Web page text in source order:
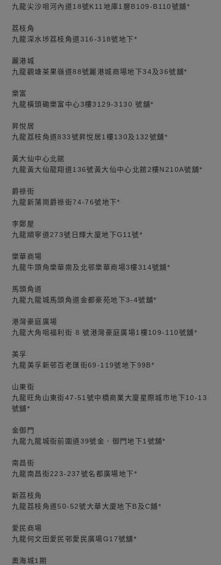
九龍尖沙咀河內道18號K11地庫1層B109-B110號舖*
荔枝角
九龍深水埗荔枝角道316-318號地下*
麗港城
九龍觀塘茶果嶺道88號麗港城商場地下34及36號舖*
樂富
九龍橫頭磡樂富中心3樓3129-3130 號舖*
昇悅居
九龍荔枝角道833號昇悅居1樓130及132號舖*
黃大仙中心北館
九龍黃大仙龍翔道136號黃大仙中心北館2樓N210A號舖*
爵祿街
九龍新蒲崗爵祿街74-76號地下*
李鄭屋
九龍順寧道273號日輝大廈地下G11號*
樂華商場
九龍牛頭角樂華南及北邨樂華商場3樓314號舖*
馬頭角道
九龍九龍城馬頭角道金都豪苑地下3-4號舖*
港灣豪庭廣場
九龍大角咀福利街 8 號港灣豪庭廣場1樓109-110號舖*
美孚
九龍美孚新邨百老匯街69-119號地下99B*
山東街
九龍旺角山東街47-51號中橋商業大廈星際城市地下10-13
號舖*
金御門
九龍九龍城衙前圍道39號金．御門地下1號舖*
南昌街
九龍南昌街223-237號名都廣場地下*
新荔枝角
九龍荔枝角道50-52號大華大廈地下B及C舖*
愛民商場
九龍何文田愛民邨愛民廣場G17號舖*
奧海城1期